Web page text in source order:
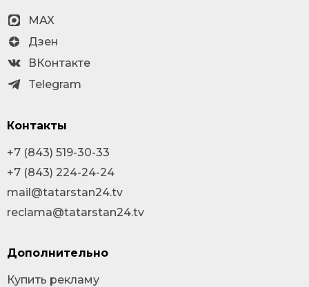
MAX
Дзен
ВКонтакте
Telegram
Контакты
+7 (843) 519-30-33
+7 (843) 224-24-24
mail@tatarstan24.tv
reclama@tatarstan24.tv
Дополнительно
Купить рекламу